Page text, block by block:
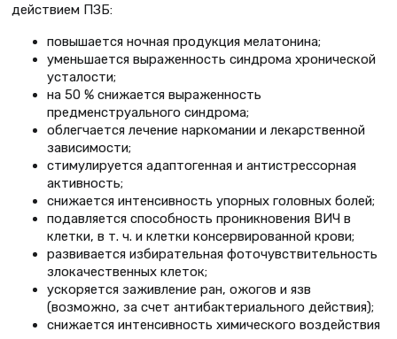
действием ПЗБ:
повышается ночная продукция мелатонина;
уменьшается выраженность синдрома хронической
усталости;
на 50 % снижается выраженность
предменструального синдрома;
облегчается лечение наркомании и лекарственной
зависимости;
стимулируется адаптогенная и антистрессорная
активность;
снижается интенсивность упорных головных болей;
подавляется способность проникновения ВИЧ в
клетки, в т. ч. и клетки консервированной крови;
развивается избирательная фоточувствительность
злокачественных клеток;
ускоряется заживление ран, ожогов и язв
(возможно, за счет антибактериального действия);
снижается интенсивность химического воздействия